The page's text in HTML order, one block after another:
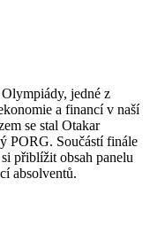
jedné z
a financí v naší
se stal Otakar
PORG. Součástí finále
přiblížit obsah panelu
absolventů.